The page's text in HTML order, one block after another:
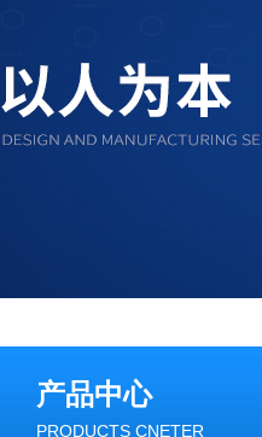
产品中心
PRODUCTS CNETER